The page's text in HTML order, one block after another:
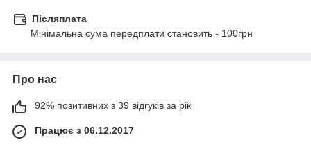
Післяплата
Мінімальна сума передплати становить - 100грн
Про нас
92% позитивних з 39 відгуків за рік
Працює з 06.12.2017